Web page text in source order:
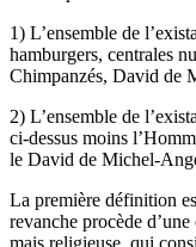
1) L’ensemble de
hamburgers, centrales
Chimpanzés, David
2) L’ensemble de
ci-dessus moins
le David de Michel-
La première définition
revanche procède
mais religieuse, qui